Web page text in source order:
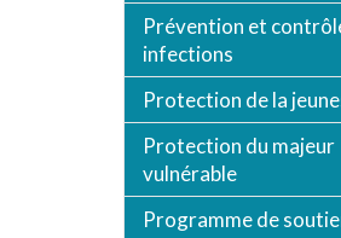
Prévention et
infections
Protection de la
Protection du majeur
vulnérable
Programme de